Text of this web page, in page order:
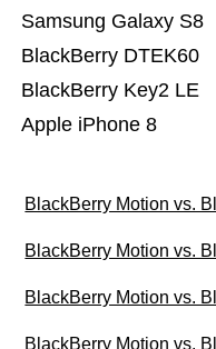
Apple iPhone 8
BlackBerry Key2 LE
BlackBerry DTEK60
Samsung Galaxy S8
BlackBerry Motion vs.
BlackBerry Motion vs.
BlackBerry Motion vs.
BlackBerry Motion vs.